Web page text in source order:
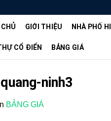
GIỚI THIỆU NHÀ PHỐ
CỔ ĐIỂN BẢNG GIÁ
ninh3
BẢNG GIÁ